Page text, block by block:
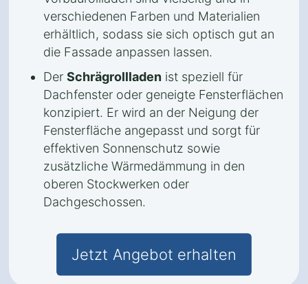
verschiedenen Farben und Materialien
erhältlich, sodass sie sich optisch gut an
die Fassade anpassen lassen.
Der Schrägrollladen ist speziell für
Dachfenster oder geneigte Fensterflächen
konzipiert. Er wird an der Neigung der
Fensterfläche angepasst und sorgt für
effektiven Sonnenschutz sowie
zusätzliche Wärmedämmung in den
oberen Stockwerken oder
Dachgeschossen.
Jetzt Angebot erhalten